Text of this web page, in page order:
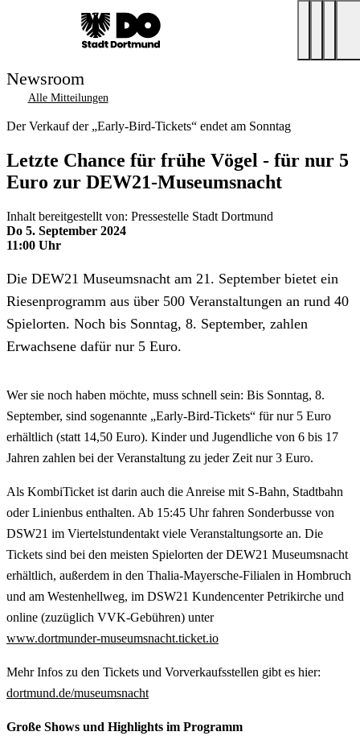
Newsroom
Alle Mitteilungen
Der Verkauf der „Early-Bird-Tickets“ endet am Sonntag
Letzte Chance für frühe Vögel - für nur 5
Euro zur DEW21-Museumsnacht
Inhalt bereitgestellt von: Pressestelle Stadt Dortmund
Do 5. September 2024
11:00 Uhr
Die DEW21 Museumsnacht am 21. September bietet ein
Riesenprogramm aus über 500 Veranstaltungen an rund 40
Spielorten. Noch bis Sonntag, 8. September, zahlen
Erwachsene dafür nur 5 Euro.
Wer sie noch haben möchte, muss schnell sein: Bis Sonntag, 8.
September, sind sogenannte „Early-Bird-Tickets“ für nur 5 Euro
erhältlich (statt 14,50 Euro). Kinder und Jugendliche von 6 bis 17
Jahren zahlen bei der Veranstaltung zu jeder Zeit nur 3 Euro.
Als KombiTicket ist darin auch die Anreise mit S-Bahn, Stadtbahn
oder Linienbus enthalten. Ab 15:45 Uhr fahren Sonderbusse von
DSW21 im Viertelstundentakt viele Veranstaltungsorte an. Die
Tickets sind bei den meisten Spielorten der DEW21 Museumsnacht
erhältlich, außerdem in den Thalia-Mayersche-Filialen in Hombruch
und am Westenhellweg, im DSW21 Kundencenter Petrikirche und
online (zuzüglich VVK-Gebühren) unter
www.dortmunder-museumsnacht.ticket.io
Mehr Infos zu den Tickets und Vorverkaufsstellen gibt es hier:
dortmund.de/museumsnacht
Große Shows und Highlights im Programm